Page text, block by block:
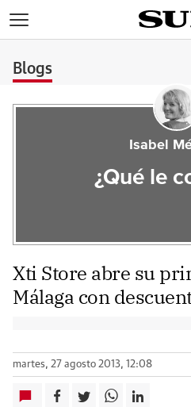
Blogs
Isabel
¿Qué le
Xti Store abre su
Málaga con
martes, 27 agosto 2013, 12:08